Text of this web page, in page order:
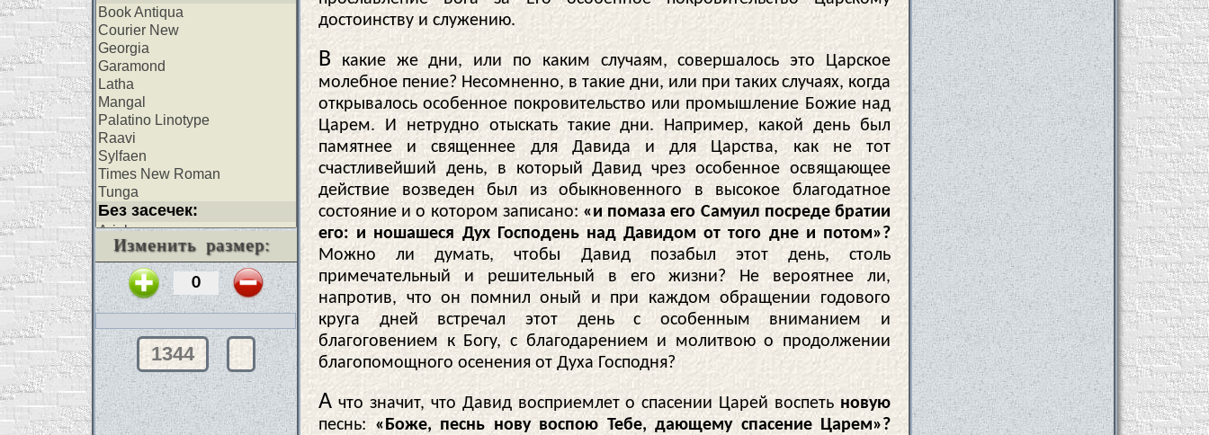
Изменить размер:
1344
достоинству и служению.
В какие же дни, или по каким случаям, совершалось это Царское
молебное пение? Несомненно, в такие дни, или при таких случаях, когда
открывалось особенное покровительство или промышление Божие над
Царем. И нетрудно отыскать такие дни. Например, какой день был
памятнее и священнее для Давида и для Царства, как не тот
счастливейший день, в который Давид чрез особенное освящающее
действие возведен был из обыкновенного в высокое благодатное
состояние и о котором записано:«и помаза его Самуил посреде братии
его: и ношашеся Дух Господень над Давидом от того дне и потом»?
Можно ли думать, чтобы Давид позабыл этот день, столь
примечательный и решительный в его жизни? Не вероятнее ли,
напротив, что он помнил оный и при каждом обращении годового
круга дней встречал этот день с особенным вниманием и
благоговением к Богу, с благодарением и молитвою о продолжении
благопомощного осенения от Духа Господня?
А что значит, что Давид восприемлет о спасении Царей воспеть новую
песнь: «Боже, песнь нову воспою Тебе, дающему спасение Царем»?